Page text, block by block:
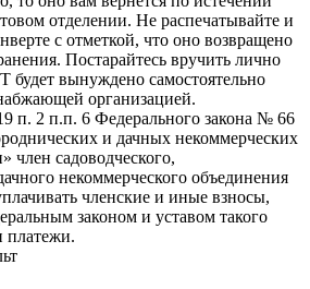
отделении. Не распечатывайте и
с отметкой, что оно возвращено
Постарайтесь вручить лично
вынуждено самостоятельно
организацией.
п. 2 п.п. 6 Федерального закона № 66
и дачных некоммерческих
член садоводческого,
некоммерческого объединения
членские и иные взносы,
законом и уставом такого
платежи.